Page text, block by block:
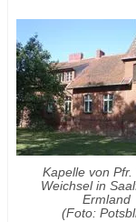
Kapelle von Pfr.
Weichsel in
Ermland
(Foto: